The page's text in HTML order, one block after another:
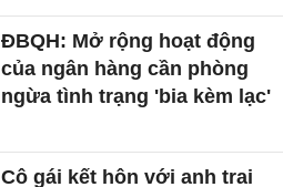
ĐBQH: Mở rộng hoạt động
của ngân hàng cần phòng
ngừa tình trạng 'bia kèm lạc'
Cô gái kết hôn với anh trai